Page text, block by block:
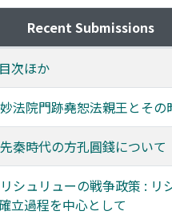
Recent Submissions
次ほか
法院門跡堯恕法親王とその
秦時代の方孔圓錢について
シュリューの戦争政策 : リ
立過程を中心として